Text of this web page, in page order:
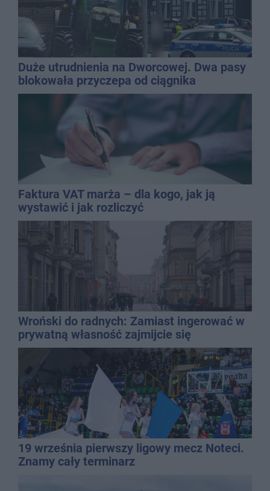
Duże utrudnienia na Dworcowej. Dwa pasy
blokowała przyczepa od ciągnika
Faktura VAT marża – dla kogo, jak ją
wystawić i jak rozliczyć
Wroński do radnych: Zamiast ingerować w
prywatną własność zajmijcie się
gospodarką
19 września pierwszy ligowy mecz Noteci.
Znamy cały terminarz